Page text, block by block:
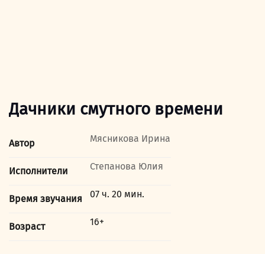
Дачники смутного времени
Автор Мясникова Ирина
Исполнители Степанова Юлия
Время звучания 07 ч. 20 мин.
Возраст 16+